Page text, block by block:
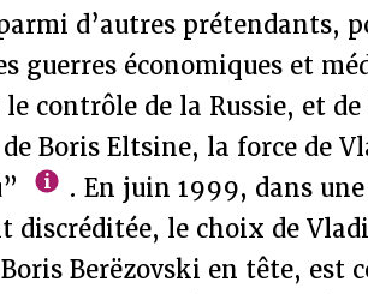
d’autres prétendants,
guerres économiques et
contrôle de la Russie, et de
Boris Eltsine, la force de
. En juin 1999, dans une
discréditée, le choix de
Berëzovski en tête, est